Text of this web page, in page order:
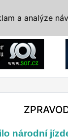
národní
a analýze